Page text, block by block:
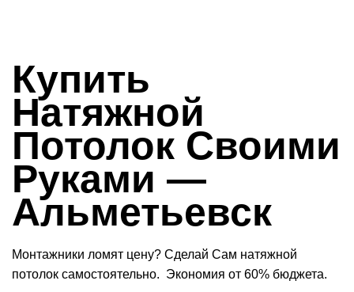
Купить
Натяжной
Потолок Своими
Руками —
Альметьевск
Монтажники ломят цену? Сделай Сам натяжной
потолок самостоятельно. Экономия от 60% бюджета.